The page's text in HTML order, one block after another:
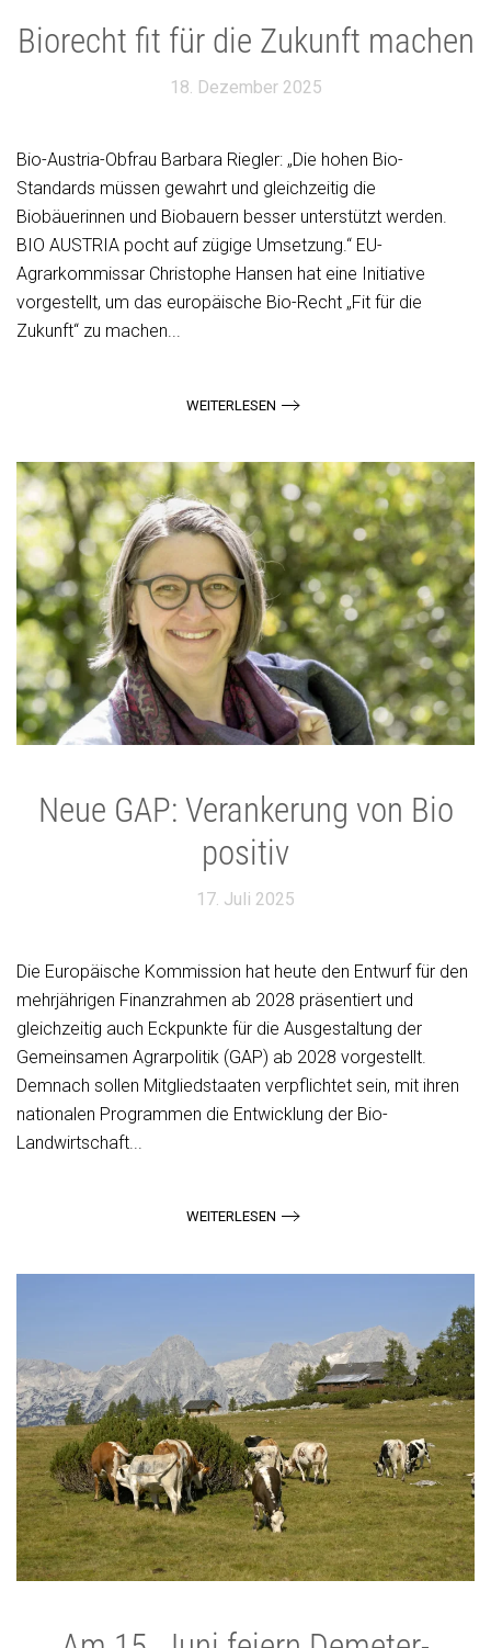
Biorecht fit für die Zukunft machen
18. Dezember 2025
Bio-Austria-Obfrau Barbara Riegler: „Die hohen Bio-
Standards müssen gewahrt und gleichzeitig die
Biobäuerinnen und Biobauern besser unterstützt werden.
BIO AUSTRIA pocht auf zügige Umsetzung.“ EU-
Agrarkommissar Christophe Hansen hat eine Initiative
vorgestellt, um das europäische Bio-Recht „Fit für die
Zukunft“ zu machen...
WEITERLESEN
Neue GAP: Verankerung von Bio
positiv
17. Juli 2025
Die Europäische Kommission hat heute den Entwurf für den
mehrjährigen Finanzrahmen ab 2028 präsentiert und
gleichzeitig auch Eckpunkte für die Ausgestaltung der
Gemeinsamen Agrarpolitik (GAP) ab 2028 vorgestellt.
Demnach sollen Mitgliedstaaten verpflichtet sein, mit ihren
nationalen Programmen die Entwicklung der Bio-
Landwirtschaft...
WEITERLESEN